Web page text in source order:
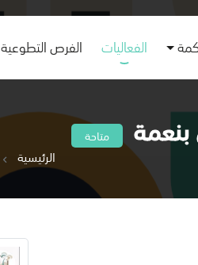
الفعاليات الفرص التطوعية
متاحة
الرئيسية